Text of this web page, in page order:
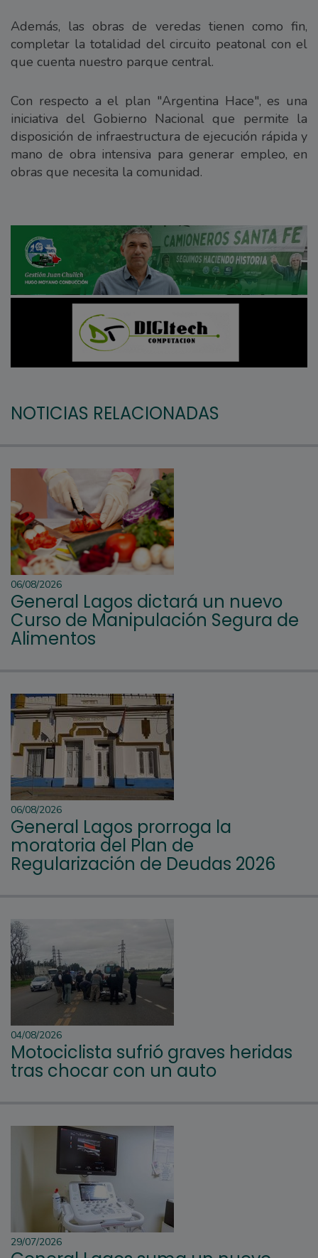
Además, las obras de veredas tienen como fin,
completar la totalidad del circuito peatonal con el
que cuenta nuestro parque central.
Con respecto a el plan "Argentina Hace", es una
iniciativa del Gobierno Nacional que permite la
disposición de infraestructura de ejecución rápida y
mano de obra intensiva para generar empleo, en
obras que necesita la comunidad.
NOTICIAS RELACIONADAS
06/08/2026
General Lagos dictará un nuevo
Curso de Manipulación Segura de
Alimentos
06/08/2026
General Lagos prorroga la
moratoria del Plan de
Regularización de Deudas 2026
04/08/2026
Motociclista sufrió graves heridas
tras chocar con un auto
29/07/2026